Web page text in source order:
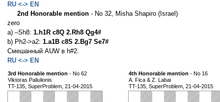
RU <-> EN
2nd Honorable mention - No 32, Misha Shapiro (Israel)
zero
a) –Sh8: 1.h1R c8Q 2.Rh8 Qg4#
b) Ph2->a2: 1.a1B c8S 2.Bg7 Se7#
Смешанный AUW в h#2.
RU <-> EN
3rd Honorable mention - No 62
Viktoras Paliulionis
TT-135, SuperProblem, 21-04-2015
4th Honorable mention - No 16
A. Fica & Z. Labai
TT-135, SuperProblem, 21-04-2015